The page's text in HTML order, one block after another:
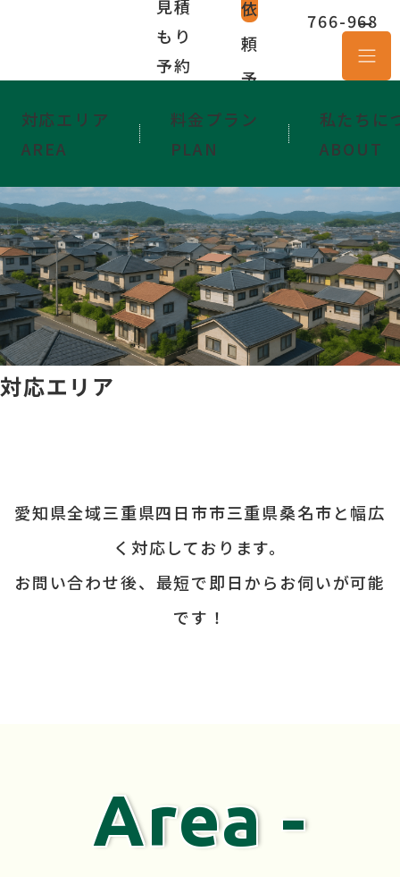
ー
隊
見積
もり
予約
依
頼
予
約
766-968
対応エリア
AREA
料金プラン
PLAN
私たちに
ABOUT
対応エリア
愛知県全域三重県四日市市三重県桑名市と幅広
く対応しております。
お問い合わせ後、 最短で即日からお伺いが可能
です！
Area -